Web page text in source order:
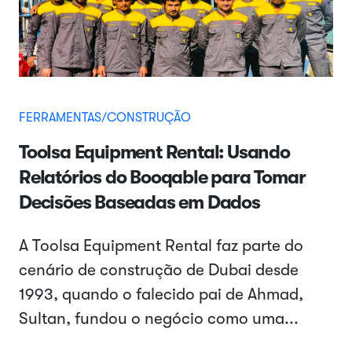
FERRAMENTAS/CONSTRUÇÃO
Toolsa Equipment Rental: Usando
Relatórios do Booqable para Tomar
Decisões Baseadas em Dados
A Toolsa Equipment Rental faz parte do
cenário de construção de Dubai desde
1993, quando o falecido pai de Ahmad,
Sultan, fundou o negócio como uma...